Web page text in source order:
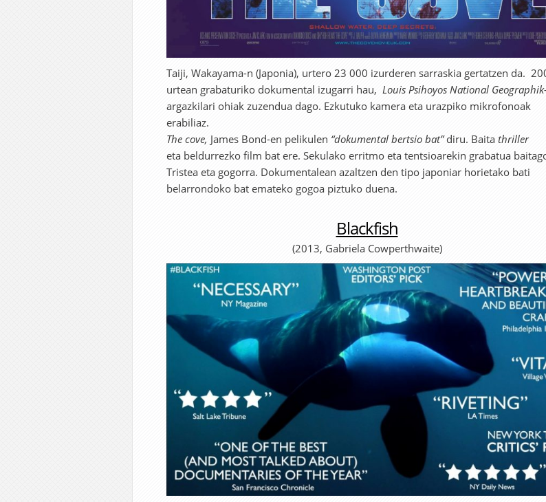
Taiji, Wakayama-n (Japonia), urtero 23 000 izurderen sarraskia gertatzen da.
urtean grabaturiko dokumental izugarri hau, Louis Psihoyos National
argazkilari ohiak zuzendua dago. Ezkutuko kamera eta urazpiko mikrofonoak
erabiliaz.
The cove, James Bond-en pelikulen “dokumental bertsio bat”diru. Baita thriller
eta beldurrezko film bat ere. Sekulako erritmo eta tentsioarekin grabatua
Tristea eta gogorra. Dokumentalean azaltzen den tipo japoniar horietako bati
belarrondoko bat emateko gogoa piztuko duena.
Blackfish
(2013, Gabriela Cowperthwaite)